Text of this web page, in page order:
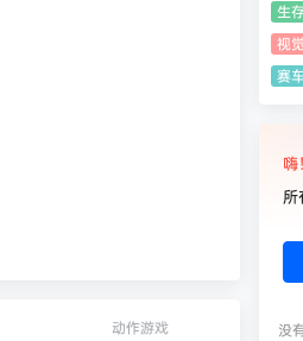
动作游戏
生
视
赛
嗨
所
没